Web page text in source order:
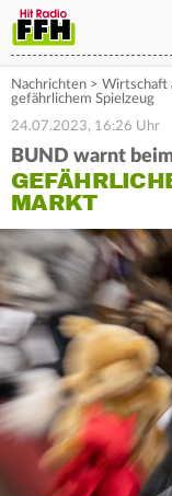
Nachrichten > Wirtschaft
gefährlichem Spielzeug
24.07.2023, 16:26 Uhr
BUND warnt
MARKT